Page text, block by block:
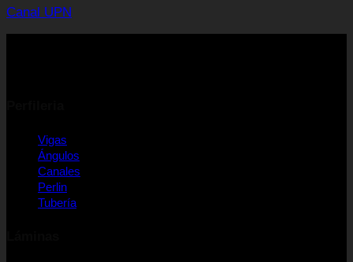
Canal UPN
Vigas
Ángulos
Canales
Perlin
Tubería